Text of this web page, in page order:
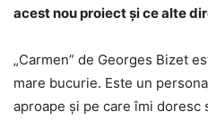
acest nou proiect și ce alte
„Carmen” de Georges Bizet
mare bucurie. Este un
aproape și pe care îmi